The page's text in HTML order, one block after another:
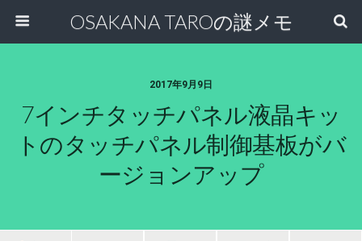
OSAKANA TAROの謎メモ
2017年9月9日
7インチタッチパネル液晶キッ
トのタッチパネル制御基板がバ
ージョンアップ